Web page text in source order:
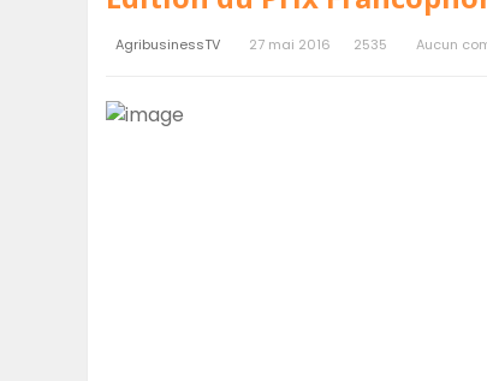
AgribusinessTV 27 mai 2016 2535 Aucun